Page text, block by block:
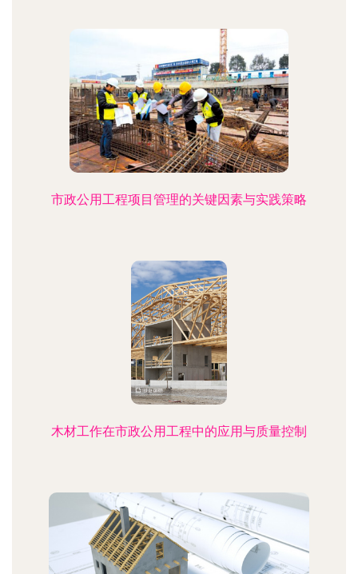
市政公用工程项目管理的关键因素与实践策略
木材工作在市政公用工程中的应用与质量控制